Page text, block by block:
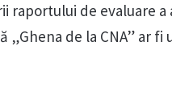
raportului de evaluare
de la CNA” ar fi